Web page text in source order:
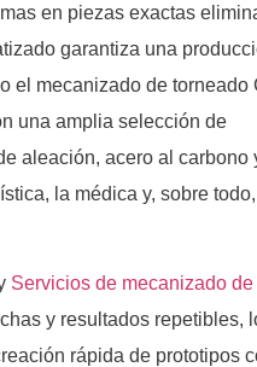
en piezas exactas
garantiza una
el mecanizado de torneado
una amplia selección de
aleación, acero al carbono
la médica y, sobre
Servicios de mecanizado de
y resultados repetibles,
rápida de prototipos